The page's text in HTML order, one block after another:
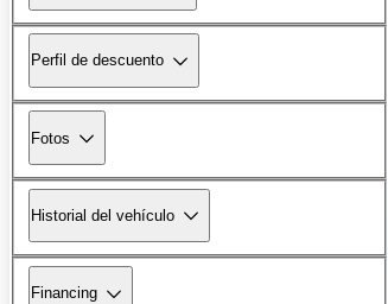
Perfil de descuento
Fotos
Historial del vehículo
Financing